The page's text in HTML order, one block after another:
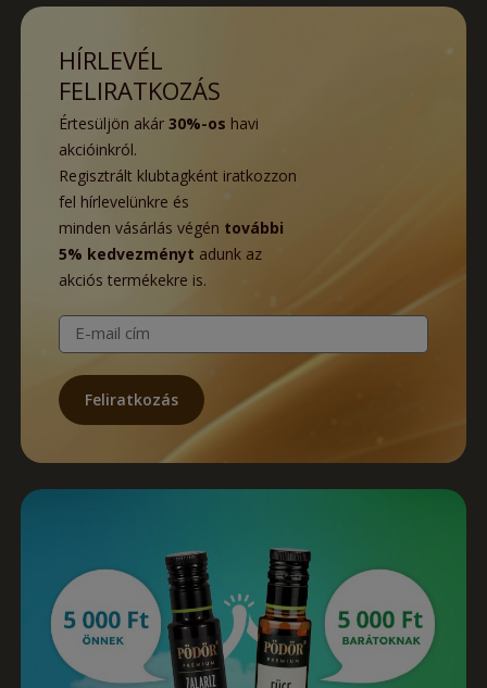
HÍRLEVÉL
FELIRATKOZÁS
Értesüljön akár 30%-os havi
akcióinkról.
Regisztrált klubtagként iratkozzon
fel hírlevelünkre és
minden vásárlás végén további
5% kedvezményt adunk az
akciós termékekre is.
E-mail cím
Feliratkozás